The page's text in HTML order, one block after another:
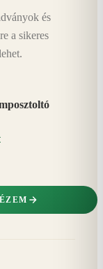
és
a sikeres